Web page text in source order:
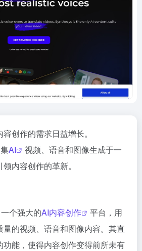
创作的需求日益增长。
AI
视频、语音和图像生成于一
内容创作的革新。
个强大的AI内容创作
平台，用
量的视频、语音和图像内容。其直
能，使得内容创作变得前所未有